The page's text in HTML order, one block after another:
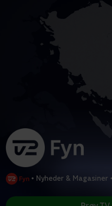
• Nyheder & Magasiner •